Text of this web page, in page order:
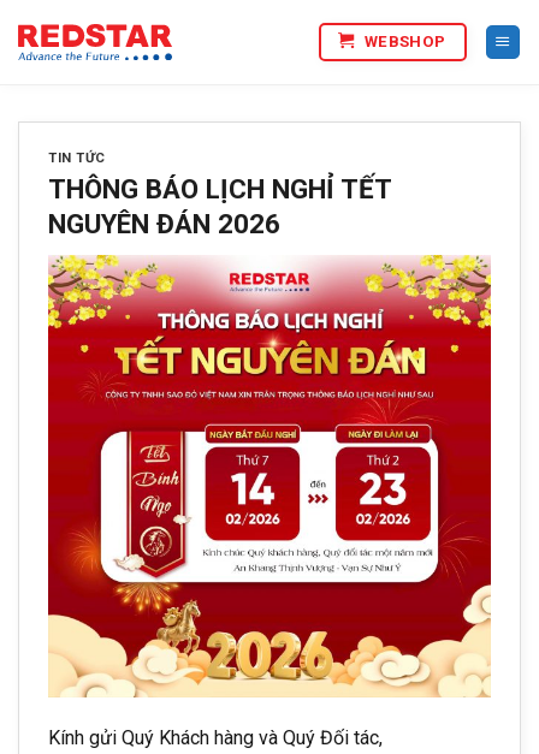
qua
WEBSHOP
TIN TỨC
THÔNG BÁO LỊCH NGHỈ TẾT
NGUYÊN ĐÁN 2026
Kính gửi Quý Khách hàng và Quý Đối tác,